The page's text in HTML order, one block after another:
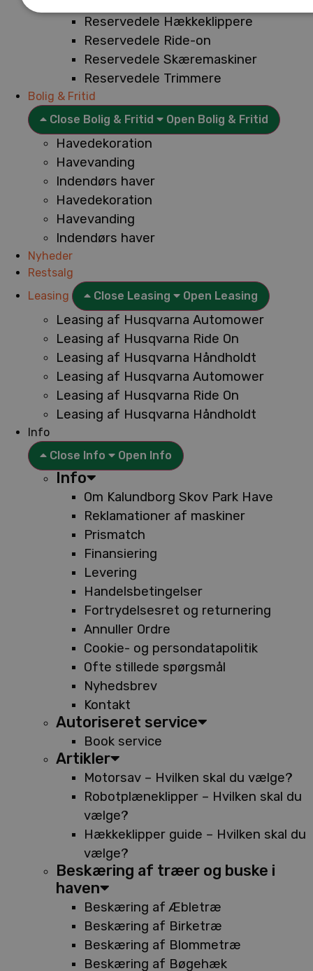
Reservedele Hækkeklippere
Reservedele Ride-on
Reservedele Skæremaskiner
Reservedele Trimmere
Bolig & Fritid
Close Bolig & Fritid
Open Bolig & Fritid
Havedekoration
Havevanding
Indendørs haver
Havedekoration
Havevanding
Indendørs haver
Nyheder
Restsalg
Leasing
Close Leasing Open Leasing
Leasing af Husqvarna Automower
Leasing af Husqvarna Ride On
Leasing af Husqvarna Håndholdt
Leasing af Husqvarna Automower
Leasing af Husqvarna Ride On
Leasing af Husqvarna Håndholdt
Info
Close Info
Open Info
Info
Om Kalundborg Skov Park Have
Reklamationer af maskiner
Prismatch
Finansiering
Levering
Handelsbetingelser
Fortrydelsesret og returnering
Annuller Ordre
Cookie- og persondatapolitik
Ofte stillede spørgsmål
Nyhedsbrev
Kontakt
Autoriseret service
Book service
Artikler
Motorsav – Hvilken skal du vælge?
Robotplæneklipper – Hvilken skal du
vælge?
Hækkeklipper guide – Hvilken skal du
vælge?
Beskæring af træer og buske i
haven
Beskæring af Æbletræ
Beskæring af Birketræ
Beskæring af Blommetræ
Beskæring af Bøgehæk